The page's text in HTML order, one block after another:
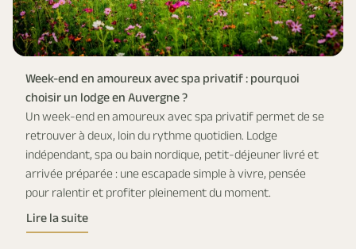
Week-end en amoureux avec spa privatif : pourquoi
choisir un lodge en Auvergne ?
Un week-end en amoureux avec spa privatif permet de se
retrouver à deux, loin du rythme quotidien. Lodge
indépendant, spa ou bain nordique, petit-déjeuner livré et
arrivée préparée : une escapade simple à vivre, pensée
pour ralentir et profiter pleinement du moment.
Lire la suite